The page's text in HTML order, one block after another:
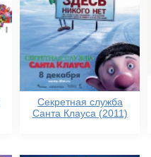
Секретная служба
Санта Клауса (2011)